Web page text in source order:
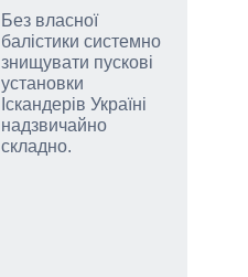
Без власної
балістики системно
знищувати пускові
установки
Іскандерів Україні
надзвичайно
складно.